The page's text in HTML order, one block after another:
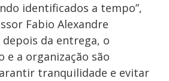
identificados a tempo”,
Fabio Alexandre
da entrega, o
e a organização são
tranquilidade e evitar